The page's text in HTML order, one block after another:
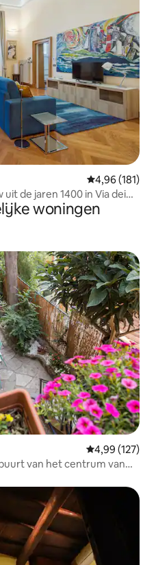
Gemiddelde
4,96 (181)
de jaren 1400 in Via dei
woningen
Gemiddelde
4,99 (127)
van het centrum van